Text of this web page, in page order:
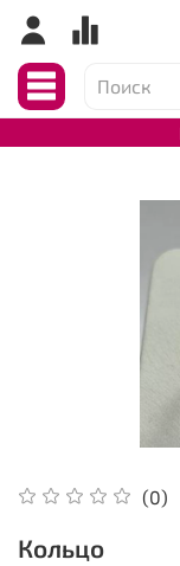
(0)
Кольцо